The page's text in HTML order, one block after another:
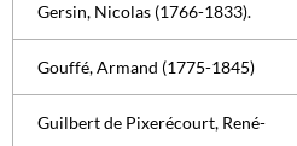
Gersin, Nicolas (1766-1833).
Gouffé, Armand (1775-1845)
Guilbert de Pixerécourt, René-